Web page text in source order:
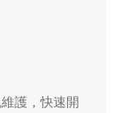
護，快速開